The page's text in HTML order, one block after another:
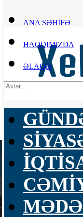
ANA SƏHİFƏ
HAQQIMIZDA
ƏLAQƏ